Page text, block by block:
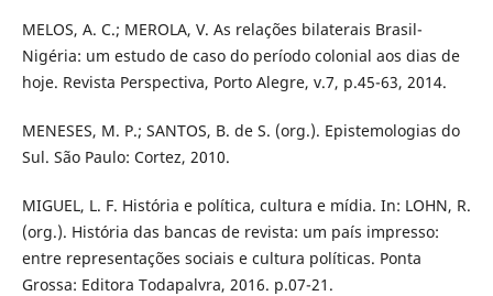
MELOS, A. C.; MEROLA, V. As relações bilaterais Brasil-
Nigéria: um estudo de caso do período colonial aos dias de
hoje. Revista Perspectiva, Porto Alegre, v.7, p.45-63, 2014.
MENESES, M. P.; SANTOS, B. de S. (org.). Epistemologias do
Sul. São Paulo: Cortez, 2010.
MIGUEL, L. F. História e política, cultura e mídia. In: LOHN, R.
(org.). História das bancas de revista: um país impresso:
entre representações sociais e cultura políticas. Ponta
Grossa: Editora Todapalvra, 2016. p.07-21.